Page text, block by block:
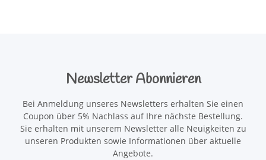
Newsletter Abonnieren
Bei Anmeldung unseres Newsletters erhalten Sie einen
Coupon über 5% Nachlass auf Ihre nächste Bestellung.
Sie erhalten mit unserem Newsletter alle Neuigkeiten zu
unseren Produkten sowie Informationen über aktuelle
Angebote.